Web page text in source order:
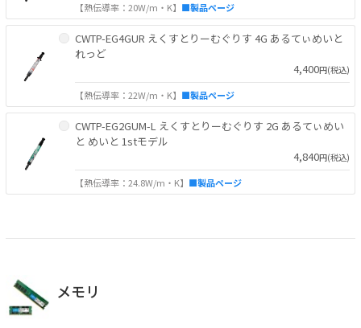
【熱伝導率：20W/m・K】 ■製品ページ
CWTP-EG4GUR えくすとりーむぐりす 4G あるてぃめいと
れっど
4,400円(税込)
【熱伝導率：22W/m・K】 ■製品ページ
CWTP-EG2GUM-L えくすとりーむぐりす 2G あるてぃめい
と めいと 1stモデル
4,840円(税込)
【熱伝導率：24.8W/m・K】 ■製品ページ
メモリ